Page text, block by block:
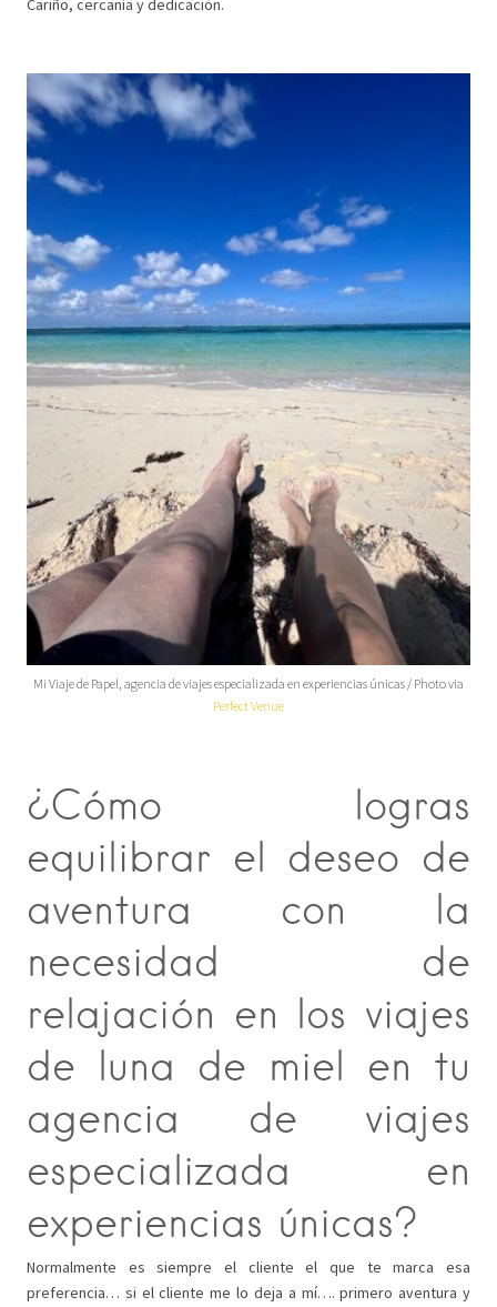
Cariño, cercanía y dedicación.
Mi Viaje de Papel, agencia de viajes especializada en experiencias únicas / Photo via
Perfect Venue
¿Cómo logras
equilibrar el deseo de
aventura con la
necesidad de
relajación en los viajes
de luna de miel en tu
agencia de viajes
especializada en
experiencias únicas?
Normalmente es siempre el cliente el que te marca esa
preferencia… si el cliente me lo deja a mí…. primero aventura y